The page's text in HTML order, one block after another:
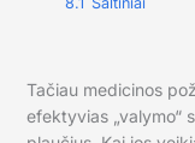
Tačiau medicinos
efektyvias „valymo“